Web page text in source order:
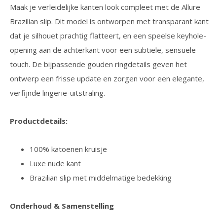
Maak je verleidelijke kanten look compleet met de Allure
Brazilian slip. Dit model is ontworpen met transparant kant
dat je silhouet prachtig flatteert, en een speelse keyhole-
opening aan de achterkant voor een subtiele, sensuele
touch. De bijpassende gouden ringdetails geven het
ontwerp een frisse update en zorgen voor een elegante,
verfijnde lingerie-uitstraling.
Productdetails:
100% katoenen kruisje
Luxe nude kant
Brazilian slip met middelmatige bedekking
Onderhoud & Samenstelling